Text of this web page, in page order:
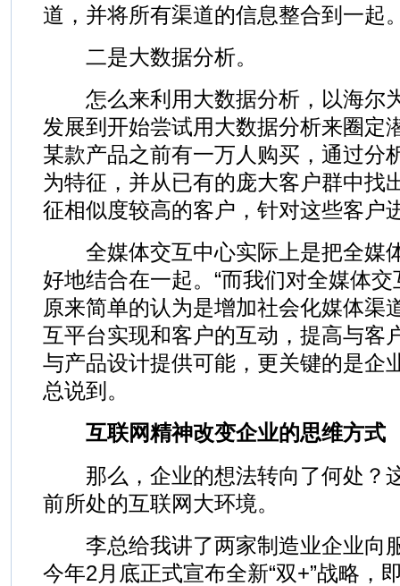
道，并将所有渠道的信息整合到一起
二是大数据分析。
怎么来利用大数据分析，以海尔
发展到开始尝试用大数据分析来圈定
某款产品之前有一万人购买，通过分
为特征，并从已有的庞大客户群中找
征相似度较高的客户，针对这些客户
全媒体交互中心实际上是把全媒
好地结合在一起。“而我们对全媒体
原来简单的认为是增加社会化媒体渠
互平台实现和客户的互动，提高与客
与产品设计提供可能，更关键的是企
总说到。
互联网精神改变企业的思维方式
那么，企业的想法转向了何处？
前所处的互联网大环境。
李总给我讲了两家制造业企业向
今年2月底正式宣布全新“双+”战略，